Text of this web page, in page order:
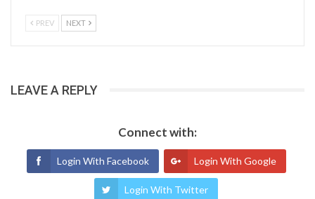
PREV NEXT
LEAVE A REPLY
Connect with:
Login With Facebook Login With Google
Login With Twitter